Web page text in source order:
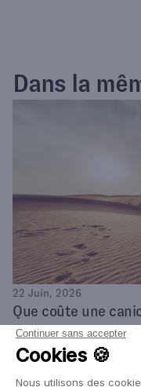
Dans la
22 Juin, 2026
Que coûte une
Alors que des records
nous nous sommes
d'une canicule. Il est
très tôt dans l'été.